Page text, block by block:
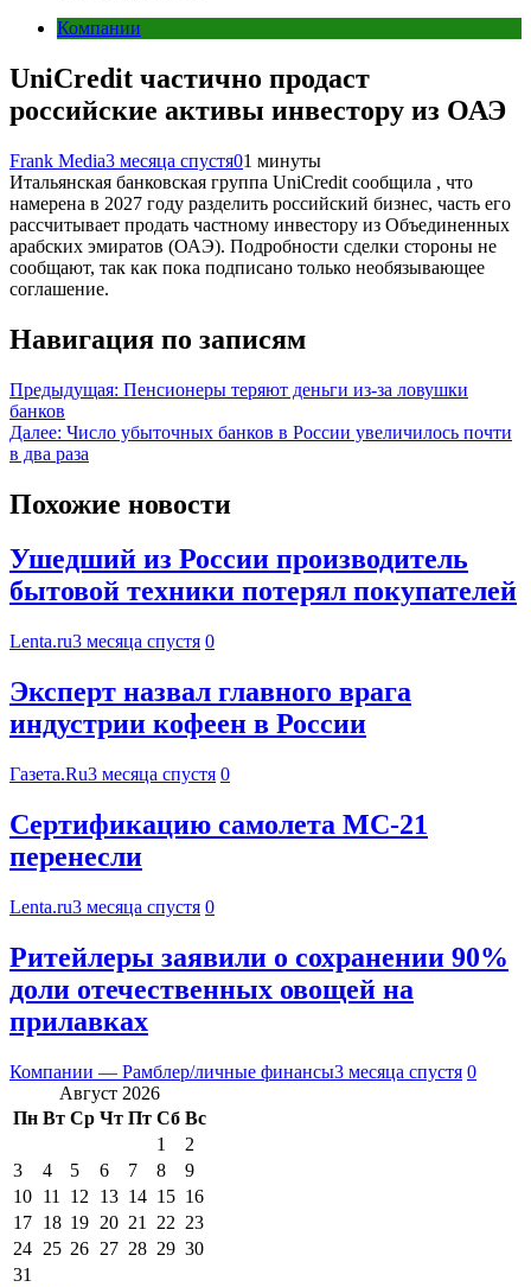
Компании
UniCredit частично продаст
российские активы инвестору из ОАЭ
Frank Media3 месяца спустя01 минуты
Итальянская банковская группа UniCredit сообщила , что
намерена в 2027 году разделить российский бизнес, часть его
рассчитывает продать частному инвестору из Объединенных
арабских эмиратов (ОАЭ). Подробности сделки стороны не
сообщают, так как пока подписано только необязывающее
соглашение.
Навигация по записям
Предыдущая: Пенсионеры теряют деньги из-за ловушки
банков
Далее: Число убыточных банков в России увеличилось почти
в два раза
Похожие новости
Ушедший из России производитель
бытовой техники потерял покупателей
Lenta.ru3 месяца спустя 0
Эксперт назвал главного врага
индустрии кофеен в России
Газета.Ru3 месяца спустя 0
Сертификацию самолета МС-21
перенесли
Lenta.ru3 месяца спустя 0
Ритейлеры заявили о сохранении 90%
доли отечественных овощей на
прилавках
Компании — Рамблер/личные финансы3 месяца спустя 0
Август 2026
Пн Вт Ср Чт Пт Сб Вс
1
2
3
4 5 6 7 8
9
10 11 12 13 14 15 16
17 18 19 20 21 22 23
24 25 26 27 28 29 30
31